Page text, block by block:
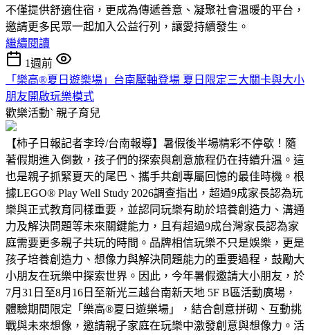
不僅提供舒適住宿，更成為傳遞善意、凝聚社會溫暖的平台，
邀請更多民眾一起加入公益行列，讓愛持續發生。
繼續閱讀
1週前
「樂高®夏日遊樂場」台南壓軸登場 夏日限定三大關卡與大小
朋友開啟玩樂模式
歡樂活動ˋ 親子育兒
【柿子日報記者李玲/台南報導】暑假後半場精彩不停歇！隨
著假期進入倒數，孩子們的探索與創意旅程仍在持續升溫。這
也是親子抓緊夏天的尾巴、攜手共創專屬回憶的最佳時機。根
據LEGO® Play Well Study 2026調查指出，超過9成家長認為玩
樂與正式教育同樣重要，並認同玩樂有助於培養創造力、溝通
力及解決問題等未來關鍵能力，且有超過9成台灣家長認為家
庭需要更多親子共玩的時間。品牌相信玩樂不只是娛樂，更是
孩子培養創造力、想像力與解決問題能力的重要過程，鼓勵大
小朋友在玩樂中探索世界。因此，今年暑假邀請大小朋友，於
7月31日至8月16日至新光三越台南新天地 5F B區活動廣場，
體驗期間限定「樂高®夏日遊樂場」，結合創意拼砌、互動挑
戰與未來想像，邀請親子家庭在玩樂中激發創意與想像力。活